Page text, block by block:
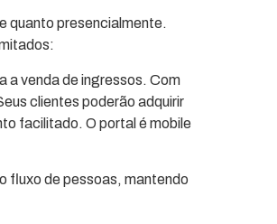
quanto presencialmente.
a venda de ingressos. Com
clientes poderão adquirir
facilitado. O portal é mobile
fluxo de pessoas, mantendo